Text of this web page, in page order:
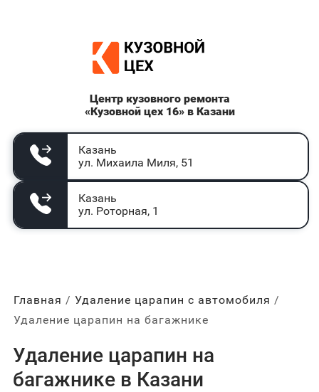
Центр кузовного ремонта
«Кузовной цех 16» в Казани
Казань
ул. Михаила Миля, 51
Казань
ул. Роторная, 1
Главная
Удаление царапин с автомобиля
Удаление царапин на багажнике
Удаление царапин на
багажнике в Казани